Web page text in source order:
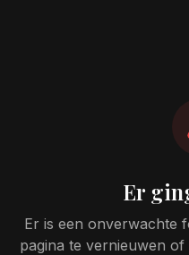
Er
Er is een onverwachte
pagina te vernieuwen